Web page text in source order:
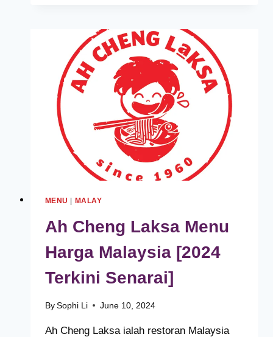
MENU
HARGA
MALAYSIA
[2024
DIKEMASKINI]
MENU MALAY
Ah Cheng Laksa Menu
Harga Malaysia [2024
Terkini Senarai]
By Sophi Li June 10, 2024
Ah Cheng Laksa ialah restoran Malaysia